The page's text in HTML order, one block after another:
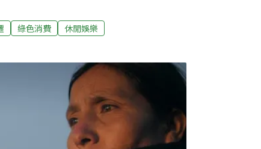
錄下氣象科學家鑽研造雨技術的過程，
拉伯聯合大公國砸4000萬 開發沙漠造雨
放鉀、鎂、鈣、碘化銀等吸濕性粒子，增
，必須觀測氣象中的雲層厚度、雲水含
時機、地點施放，讓原本就可能會下雨的
的雲層水量不足，即便施放再多的增雨劑
增雨非常困難。
綠色消費 休閒娛樂